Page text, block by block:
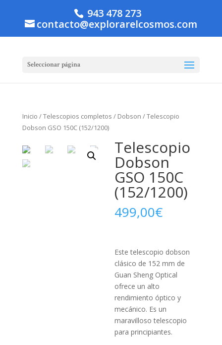
943 478 273
contacto@explorarelcosmos.com
Seleccionar página
Inicio /Telescopios completos / Dobson / Telescopio
Dobson GSO 150C (152/1200)
Telescopio
Dobson
GSO 150C
(152/1200)
499,00€
Este telescopio dobson
clásico de 152 mm de
Guan Sheng Optical
ofrece un alto
rendimiento óptico y
mecánico. Es un
maravilloso telescopio
para principiantes.